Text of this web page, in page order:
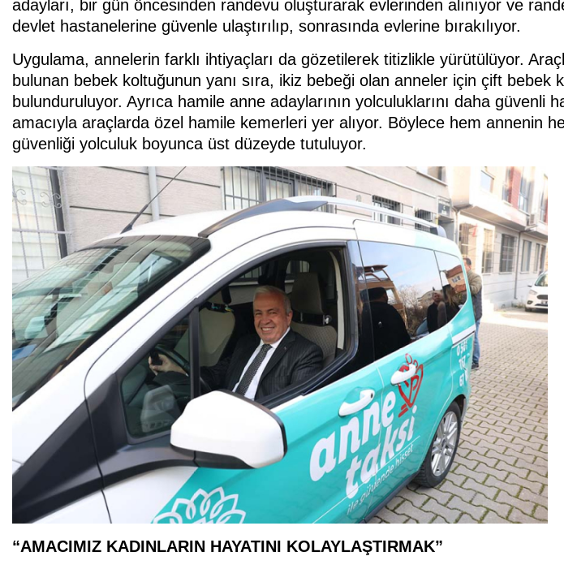
adayları, bir gün öncesinden randevu oluşturarak evlerinden alınıyor ve
devlet hastanelerine güvenle ulaştırılıp, sonrasında evlerine bırakılıyor.
Uygulama, annelerin farklı ihtiyaçları da gözetilerek titizlikle yürütülüyor.
bulunan bebek koltuğunun yanı sıra, ikiz bebeği olan anneler için çift bebek
bulunduruluyor. Ayrıca hamile anne adaylarının yolculuklarını daha güvenli
amacıyla araçlarda özel hamile kemerleri yer alıyor. Böylece hem annenin
güvenliği yolculuk boyunca üst düzeyde tutuluyor.
“AMACIMIZ KADINLARIN HAYATINI KOLAYLAŞTIRMAK”